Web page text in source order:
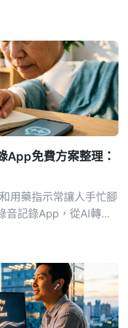
App免費方案整理：
用藥指示常讓人手忙腳
音記錄App，從AI轉文